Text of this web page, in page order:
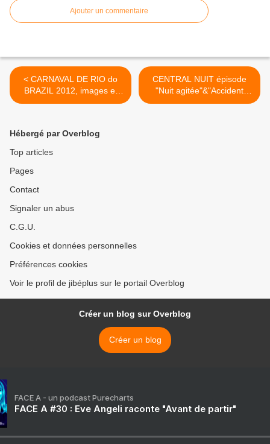
Ajouter un commentaire
< CARNAVAL DE RIO do
BRAZIL 2012, images et
vidéos
CENTRAL NUIT épisode
"Nuit agitée"&"Accident
diplomatique", vidéos et
Hébergé par Overblog
Top articles
Pages
Contact
Signaler un abus
C.G.U.
Cookies et données personnelles
Préférences cookies
Voir le profil de jibéplus sur le portail Overblog
Créer un blog sur Overblog
Créer un blog
FACE A - un podcast Purecharts
FACE A #30 : Eve Angeli raconte "Avant de partir"